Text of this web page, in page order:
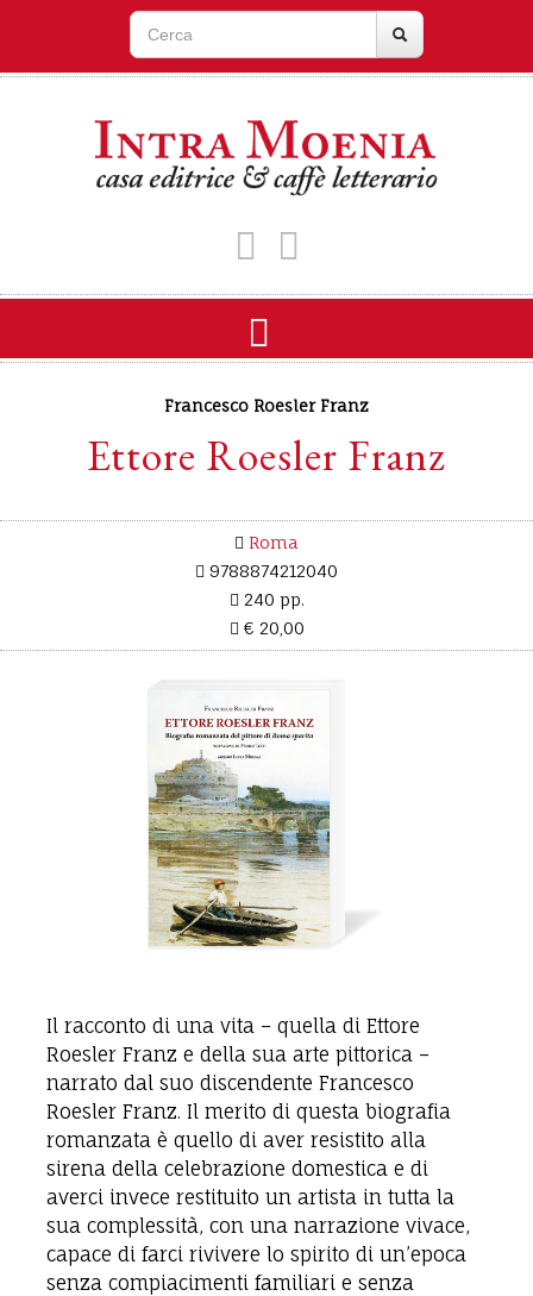
Francesco Roesler Franz
Ettore Roesler Franz
Roma
9788874212040
240 pp.
€ 20,00
Il racconto di una vita – quella di Ettore
Roesler Franz e della sua arte pittorica –
narrato dal suo discendente Francesco
Roesler Franz. Il merito di questa biografia
romanzata è quello di aver resistito alla
sirena della celebrazione domestica e di
averci invece restituito un artista in tutta la
sua complessità, con una narrazione vivace,
capace di farci rivivere lo spirito di un’epoca
senza compiacimenti familiari e senza